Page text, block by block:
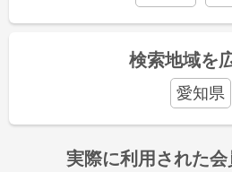
検索地域を
愛知県
実際に利用された会